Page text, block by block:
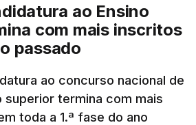
ao Ensino
com mais inscritos
passado
ao concurso nacional de
superior termina com mais
toda a 1.ª fase do ano